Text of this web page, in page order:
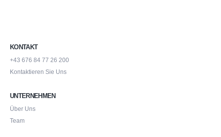
KONTAKT
+43 676 84 77 26 200
Kontaktieren Sie Uns
UNTERNEHMEN
Über Uns
Team